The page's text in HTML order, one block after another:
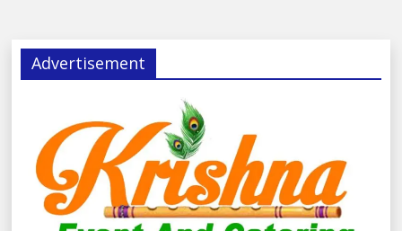
Advertisement